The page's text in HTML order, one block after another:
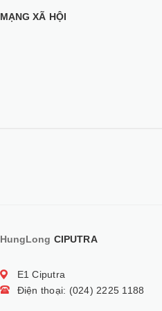
MẠNG XÃ HỘI
HungLong CIPUTRA
E1 Ciputra
Điện thoại: (024) 2225 1188